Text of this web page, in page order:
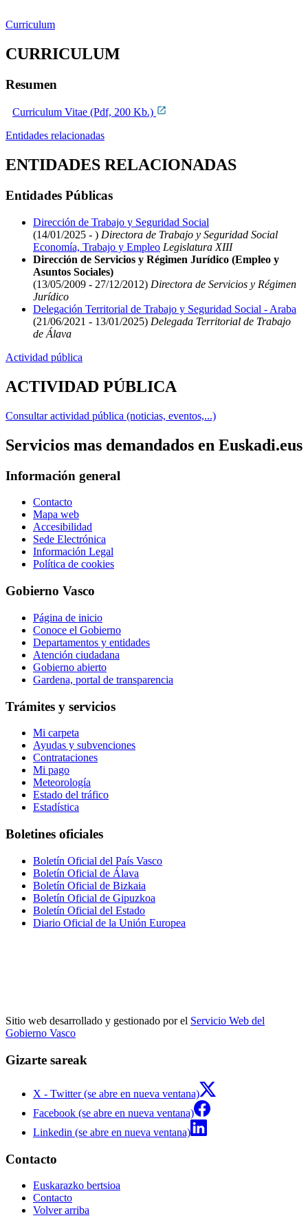
Curriculum
CURRICULUM
Resumen
Curriculum Vitae (Pdf, 200 Kb.)
Entidades relacionadas
ENTIDADES RELACIONADAS
Entidades Públicas
Dirección de Trabajo y Seguridad Social
(14/01/2025 - ) Directora de Trabajo y Seguridad Social
Economía, Trabajo y Empleo Legislatura XIII
Dirección de Servicios y Régimen Jurídico (Empleo y
Asuntos Sociales)
(13/05/2009 - 27/12/2012) Directora de Servicios y Régimen
Jurídico
Delegación Territorial de Trabajo y Seguridad Social - Araba
(21/06/2021 - 13/01/2025) Delegada Territorial de Trabajo
de Álava
Actividad pública
ACTIVIDAD PÚBLICA
Consultar actividad pública (noticias, eventos,...)
Servicios mas demandados en Euskadi.eus
Información general
Contacto
Mapa web
Accesibilidad
Sede Electrónica
Información Legal
Política de cookies
Gobierno Vasco
Página de inicio
Conoce el Gobierno
Departamentos y entidades
Atención ciudadana
Gobierno abierto
Gardena, portal de transparencia
Trámites y servicios
Mi carpeta
Ayudas y subvenciones
Contrataciones
Mi pago
Meteorología
Estado del tráfico
Estadística
Boletines oficiales
Boletín Oficial del País Vasco
Boletín Oficial de Álava
Boletín Oficial de Bizkaia
Boletín Oficial de Gipuzkoa
Boletín Oficial del Estado
Diario Oficial de la Unión Europea
Sitio web desarrollado y gestionado por el Servicio Web del
Gobierno Vasco
Gizarte sareak
X - Twitter (se abre en nueva ventana)
Facebook (se abre en nueva ventana)
Linkedin (se abre en nueva ventana)
Contacto
Euskarazko bertsioa
Contacto
Volver arriba